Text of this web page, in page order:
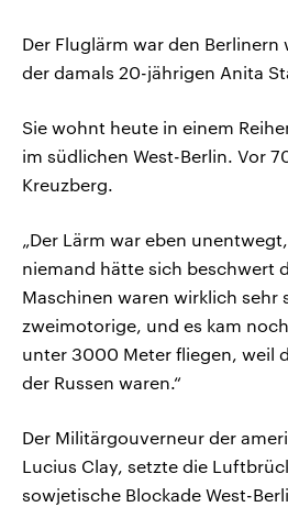
Der Fluglärm war den
der damals 20-jährigen Anita
Sie wohnt heute in einem
im südlichen West-Berlin. Vor
Kreuzberg.
„Der Lärm war eben
niemand hätte sich beschwert
Maschinen waren wirklich sehr
zweimotorige, und es kam
unter 3000 Meter fliegen, weil
der Russen waren.“
Der Militärgouverneur der
Lucius Clay, setzte die
sowjetische Blockade West-